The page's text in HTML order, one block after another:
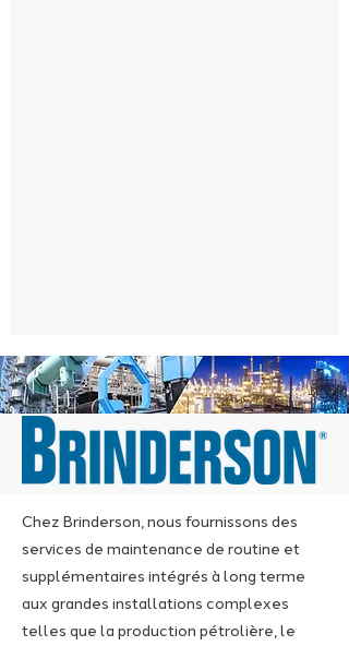
Chez Brinderson, nous fournissons des
services de maintenance de routine et
supplémentaires intégrés à long terme
aux grandes installations complexes
telles que la production pétrolière, le